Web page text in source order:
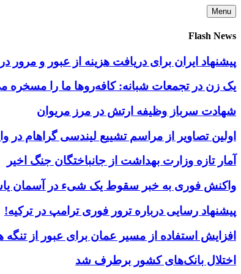
Skip
to
content
Menu
Flash News
پیشنهاد ایران برای دریافت هزینه از عبور و
یک زن در تجمعات شبانه: کافه‌روها ما را مسخره
شهادت سرباز وظیفه ارتش در مرز مریوان
اولین تصاویر از مراسم تشییع لیندسی گراهام در
آمار تازه وزارت بهداشت از جانباختگان جنگ اخیر
واکنش فوری به خبر سقوط یک شیء در آسمان
پیشنهاد رسایی درباره ترور فوری ترامپ در ترکیه!
افزایش استفاده از مسیر عمان برای عبور از تنگه
اختلال بانک‌های کشور برطرف شد